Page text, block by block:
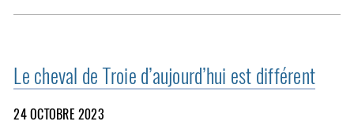
Le cheval de Troie d’aujourd’hui est différent
24 OCTOBRE 2023